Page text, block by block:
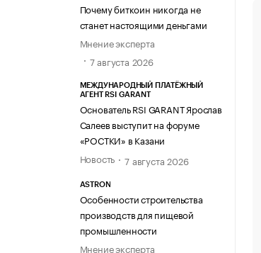
Почему биткоин никогда не
станет настоящими деньгами
Мнение эксперта
7 августа 2026
МЕЖДУНАРОДНЫЙ ПЛАТЁЖНЫЙ
АГЕНТ RSI GARANT
Основатель RSI GARANT Ярослав
Салеев выступит на форуме
«РОСТКИ» в Казани
Новость
7 августа 2026
ASTRON
Особенности строительства
производств для пищевой
промышленности
Мнение эксперта